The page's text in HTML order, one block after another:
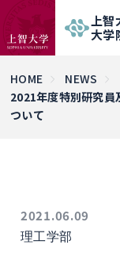
上
大学
HOME
NEWS
2021年度特別研究員
ついて
2021.06.09
理工学部